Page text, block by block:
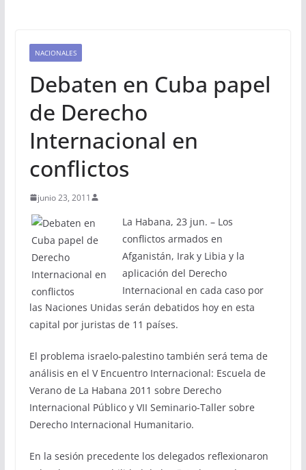
NACIONALES
Debaten en Cuba papel
de Derecho
Internacional en
conflictos
junio 23, 2011
La Habana, 23 jun. – Los
conflictos armados en
Afganistán, Irak y Libia y la
aplicación del Derecho
Internacional en cada caso por
las Naciones Unidas serán debatidos hoy en esta
capital por juristas de 11 países.
El problema israelo-palestino también será tema de
análisis en el V Encuentro Internacional: Escuela de
Verano de La Habana 2011 sobre Derecho
Internacional Público y VII Seminario-Taller sobre
Derecho Internacional Humanitario.
En la sesión precedente los delegados reflexionaron